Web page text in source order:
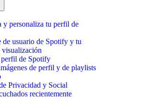
y personaliza tu perfil de
de usuario de Spotify y tu
visualización
de Spotify
de perfil y de playlists
Privacidad y Social
recientemente